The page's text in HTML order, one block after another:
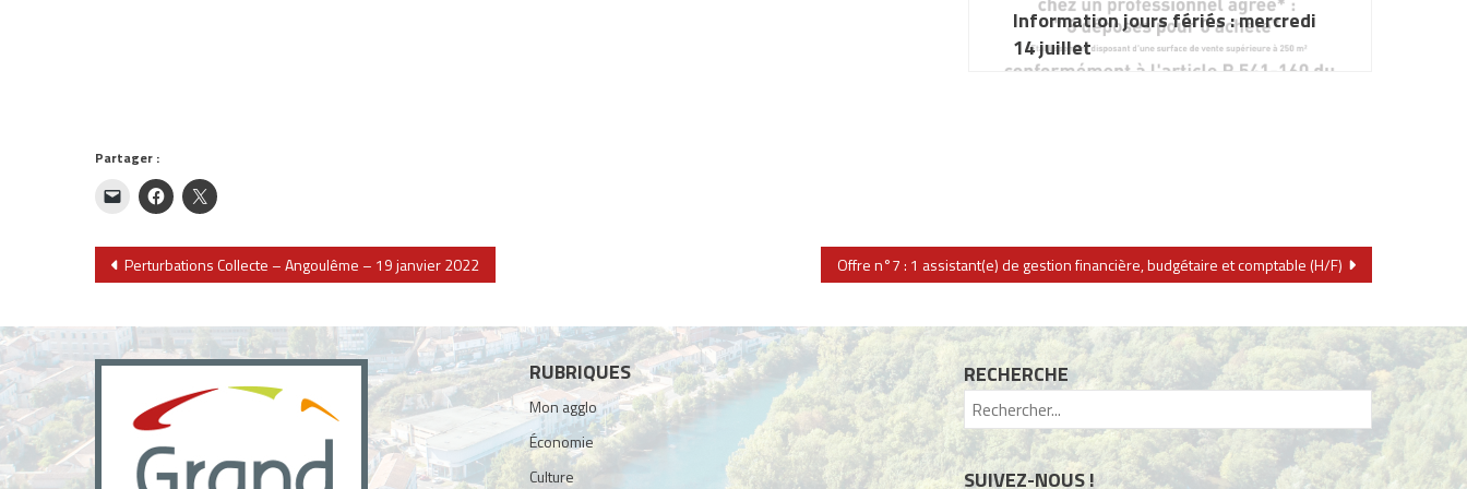
Information jours fériés : mercredi
14 juillet
Partager :
Navigation
l’article
Perturbations Collecte – Angoulême – 19 janvier 2022 Offre n°7 : 1 assistant(e) de gestion financière, budgétaire et comptable (H/F)
RUBRIQUES
Mon agglo
Économie
Culture
RECHERCHE
SUIVEZ-NOUS !